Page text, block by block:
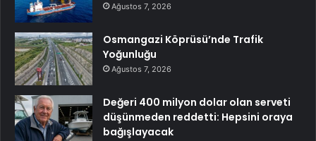
Ağustos 7, 2026
Osmangazi Köprüsü’nde Trafik
Yoğunluğu
Ağustos 7, 2026
Değeri 400 milyon dolar olan serveti
düşünmeden reddetti: Hepsini oraya
bağışlayacak